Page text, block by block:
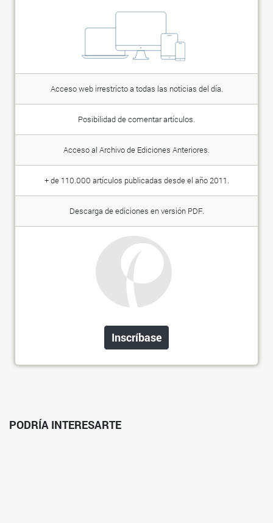
Acceso web irrestricto a todas las noticias del día.
Posibilidad de comentar artículos.
Acceso al Archivo de Ediciones Anteriores.
+ de 110.000 artículos publicadas desde el año 2011.
Descarga de ediciones en versión PDF.
Inscríbase
PODRÍA INTERESARTE